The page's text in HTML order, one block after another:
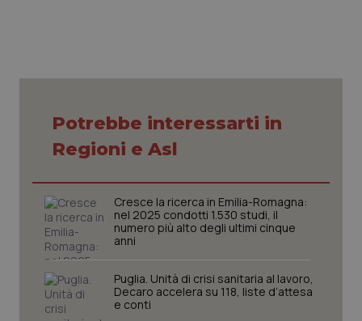
Provincia Autonoma di Trento
Puglia
Sardegna
Sicilia
Toscana
Ipertensione & Scompenso
Malattie rare
Malattia di Crohn & Rettocolite Ulcerosa
Neuroscienze & patologie neurodegenerative
Obesità
Potrebbe interessarti in
Regioni e Asl
Cresce la ricerca in Emilia-Romagna:
nel 2025 condotti 1.530 studi, il
numero più alto degli ultimi cinque
anni
Puglia. Unità di crisi sanitaria al lavoro,
Decaro accelera su 118, liste d’attesa
e conti